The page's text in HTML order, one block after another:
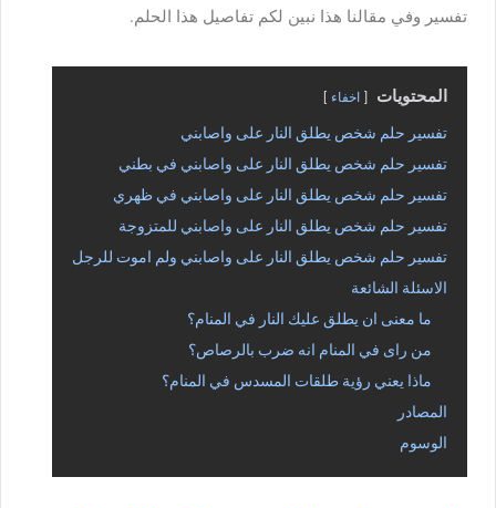
تفسير وفي مقالنا هذا نبين لكم تفاصيل هذا الحلم.
المحتويات اخفاء
تفسير حلم شخص يطلق النار على واصابني
تفسير حلم شخص يطلق النار على واصابني في بطني
تفسير حلم شخص يطلق النار على واصابني في ظهري
تفسير حلم شخص يطلق النار على واصابني للمتزوجة
تفسير حلم شخص يطلق النار على واصابني ولم اموت للرجل
الاسئلة الشائعة
ما معنى ان يطلق عليك النار في المنام؟
من راى في المنام انه ضرب بالرصاص؟
ماذا يعني رؤية طلقات المسدس في المنام؟
المصادر
الوسوم